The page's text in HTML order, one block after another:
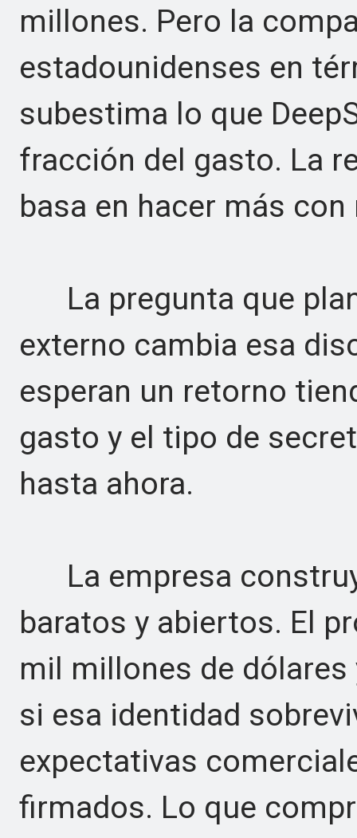
millones. Pero la
estadounidenses en
subestima lo que
fracción del gasto. La
basa en hacer más con
La pregunta que
externo cambia esa
esperan un retorno
gasto y el tipo de
hasta ahora.
La empresa
baratos y abiertos. El
mil millones de dólares
si esa identidad
expectativas
firmados. Lo que